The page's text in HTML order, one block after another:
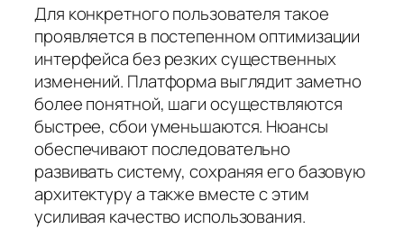
Для конкретного пользователя такое
проявляется в постепенном оптимизации
интерфейса без резких существенных
изменений. Платформа выглядит заметно
более понятной, шаги осуществляются
быстрее, сбои уменьшаются. Нюансы
обеспечивают последовательно
развивать систему, сохраняя его базовую
архитектуру а также вместе с этим
усиливая качество использования.